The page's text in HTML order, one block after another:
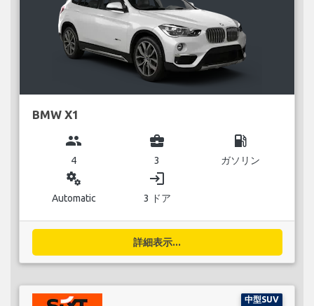
BMW X1
group
4
business_center
3
local_gas_station
ガソリン
miscellaneous_services
Automatic
login
3 ドア
詳細表示...
中型SUV